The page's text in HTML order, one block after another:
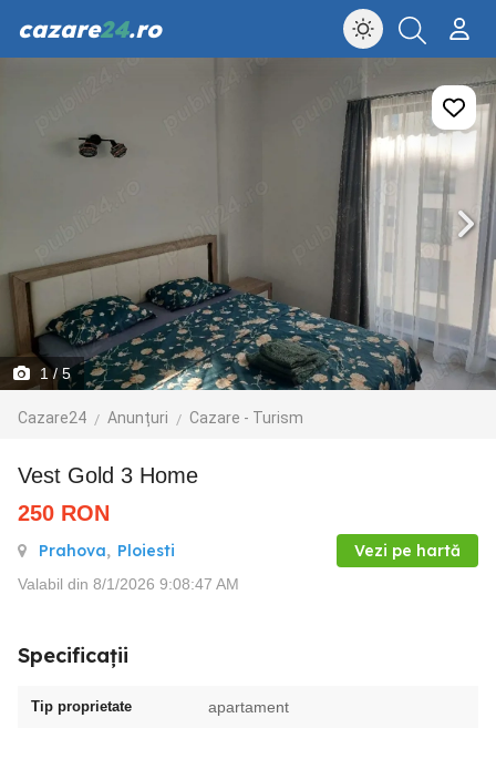
cazare24.ro
1/ 5
Cazare24 Anunțuri Cazare - Turism
Vest Gold 3 Home
250 RON
Prahova, Ploiesti Vezi pe hartă
Valabil din 8/1/2026 9:08:47 AM
Specificații
Tip proprietate apartament